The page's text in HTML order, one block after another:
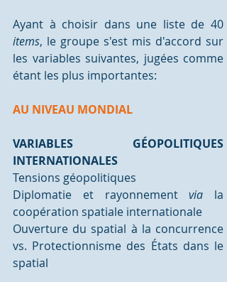
items, le groupe s'est mis d'accord sur
les variables suivantes, jugées comme
étant les plus importantes:
AU NIVEAU MONDIAL
VARIABLES GÉOPOLITIQUES
INTERNATIONALES
Tensions géopolitiques
Diplomatie et rayonnement via la
coopération spatiale internationale
Ouverture du spatial à la concurrence
vs. Protectionnisme des États dans le
spatial